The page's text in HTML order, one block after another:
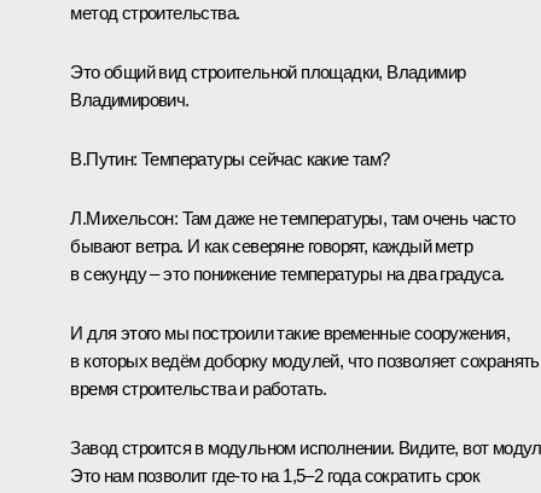
метод строительства.
Это общий вид строительной площадки, Владимир
Владимирович.
В.Путин: Температуры сейчас какие там?
Л.Михельсон: Там даже не температуры, там очень часто
бывают ветра. И как северяне говорят, каждый метр
в секунду – это понижение температуры на два градуса.
И для этого мы построили такие временные сооружения,
в которых ведём доборку модулей, что позволяет сохранять
время строительства и работать.
Завод строится в модульном исполнении. Видите, вот
Это нам позволит где‑то на 1,5–2 года сократить срок